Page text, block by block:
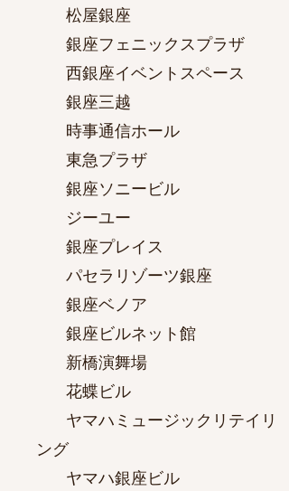
松屋銀座
銀座フェニックスプラザ
西銀座イベントスペース
銀座三越
時事通信ホール
東急プラザ
銀座ソニービル
ジーユー
銀座プレイス
パセラリゾーツ銀座
銀座ベノア
銀座ビルネット館
新橋演舞場
花蝶ビル
ヤマハミュージックリテイリ
ング
ヤマハ銀座ビル